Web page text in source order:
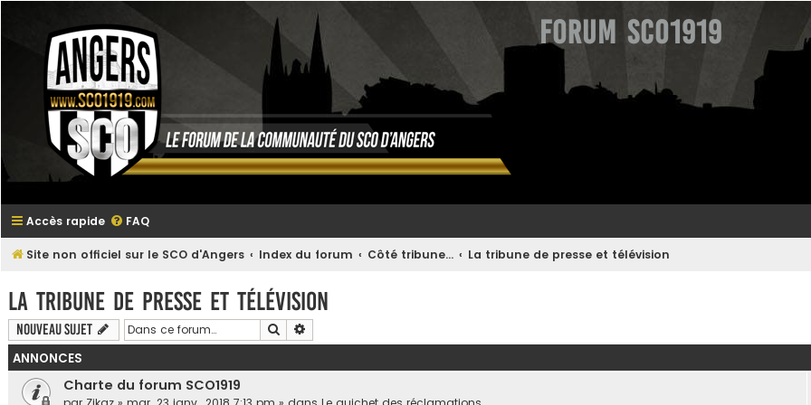
Forum SCO1919
Accès rapide FAQ
Site non officiel sur le SCO d'Angers Index du forum Côté tribune... La tribune de presse et télévision
La tribune de presse et télévision
Nouveau sujet Rechercher
ANNONCES
Charte du forum SCO1919